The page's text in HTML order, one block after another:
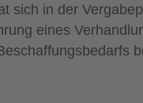
sich in der
eines